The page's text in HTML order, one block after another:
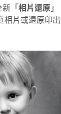
新「相片還原」
相片或還原印出